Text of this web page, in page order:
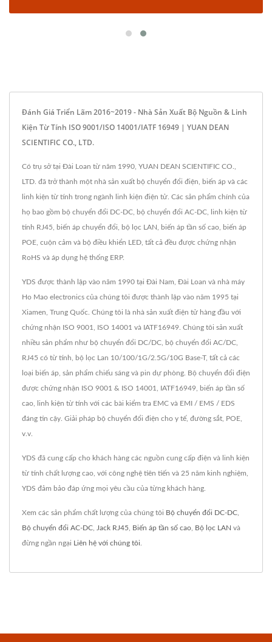
Đánh Giá Triển Lãm 2016~2019 - Nhà Sản Xuất Bộ Nguồn & Linh
Kiện Từ Tính ISO 9001/ISO 14001/IATF 16949 | YUAN DEAN
SCIENTIFIC CO., LTD.
Có trụ sở tại Đài Loan từ năm 1990, YUAN DEAN SCIENTIFIC CO.,
LTD. đã trở thành một nhà sản xuất bộ chuyển đổi điện, biến áp và các
linh kiện từ tính trong ngành linh kiện điện tử. Các sản phẩm chính của
họ bao gồm bộ chuyển đổi DC-DC, bộ chuyển đổi AC-DC, linh kiện từ
tính RJ45, biến áp chuyển đổi, bộ lọc LAN, biến áp tần số cao, biến áp
POE, cuộn cảm và bộ điều khiển LED, tất cả đều được chứng nhận
RoHS và áp dụng hệ thống ERP.
YDS được thành lập vào năm 1990 tại Đài Nam, Đài Loan và nhà máy
Ho Mao electronics của chúng tôi được thành lập vào năm 1995 tại
Xiamen, Trung Quốc. Chúng tôi là nhà sản xuất điện tử hàng đầu với
chứng nhận ISO 9001, ISO 14001 và IATF16949. Chúng tôi sản xuất
nhiều sản phẩm như bộ chuyển đổi DC/DC, bộ chuyển đổi AC/DC,
RJ45 có từ tính, bộ lọc Lan 10/100/1G/2.5G/10G Base-T, tất cả các
loại biến áp, sản phẩm chiếu sáng và pin dự phòng. Bộ chuyển đổi điện
được chứng nhận ISO 9001 & ISO 14001, IATF16949, biến áp tần số
cao, linh kiện từ tính với các bài kiểm tra EMC và EMI / EMS / EDS
đáng tin cậy. Giải pháp bộ chuyển đổi điện cho y tế, đường sắt, POE,
v.v.
YDS đã cung cấp cho khách hàng các nguồn cung cấp điện và linh kiện
từ tính chất lượng cao, với công nghệ tiên tiến và 25 năm kinh nghiệm,
YDS đảm bảo đáp ứng mọi yêu cầu của từng khách hàng.
Xem các sản phẩm chất lượng của chúng tôi Bộ chuyển đổi DC-DC
Bộ chuyển đổi AC-DC Jack RJ45 Biến áp tần số cao Bộ lọc LAN và
đừng ngần ngại Liên hệ với chúng tôi